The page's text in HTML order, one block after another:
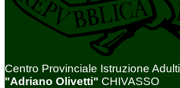
Centro Provinciale Istruzione Adulti
"Adriano Olivetti" CHIVASSO